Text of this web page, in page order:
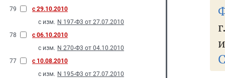
79
с 29.10.2010
с изм. N 197-Ф3 от 27.07.2010
78
с 06.10.2010
с изм. N 270-Ф3 от 04.10.2010
77
с 10.08.2010
с изм. N 195-Ф3 от 27.07.2010